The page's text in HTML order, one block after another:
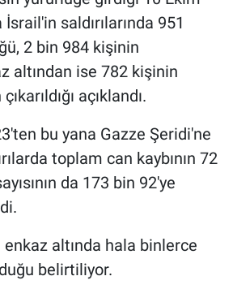
saldırılarında 951
2 bin 984 kişinin
altından ise 782 kişinin
açıklandı.
bu yana Gazze Şeridi'ne
toplam can kaybının 72
da 173 bin 92'ye
altında hala binlerce
belirtiliyor.